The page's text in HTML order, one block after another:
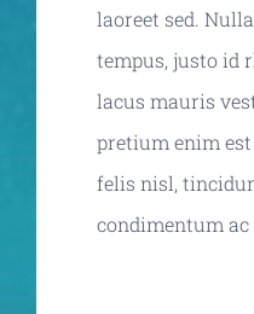
laoreet sed.
tempus, justo id
lacus mauris
pretium enim
felis nisl,
condimentum ac